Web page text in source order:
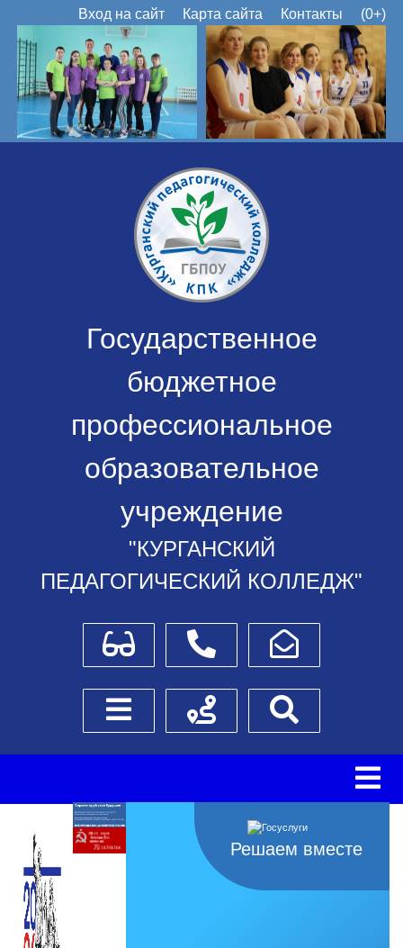
Вход на сайт Карта сайта Контакты (0+)
Государственное
бюджетное
профессиональное
образовательное
учреждение
"КУРГАНСКИЙ
ПЕДАГОГИЧЕСКИЙ КОЛЛЕДЖ"
Для слабовидящихТелефоныНаписать обращение
Боковое менюСхема проезда
Решаем вместе